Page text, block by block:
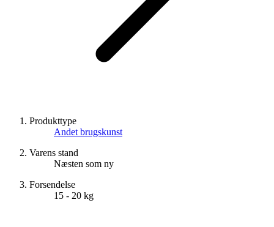
Produkttype
Andet brugskunst
Varens stand
Næsten som ny
Forsendelse
15 - 20 kg